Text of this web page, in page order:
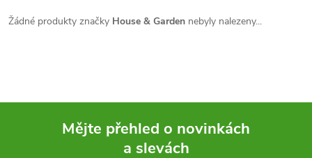
Žádné produkty značky House & Garden nebyly nalezeny...
Mějte přehled o novinkách
a slevách